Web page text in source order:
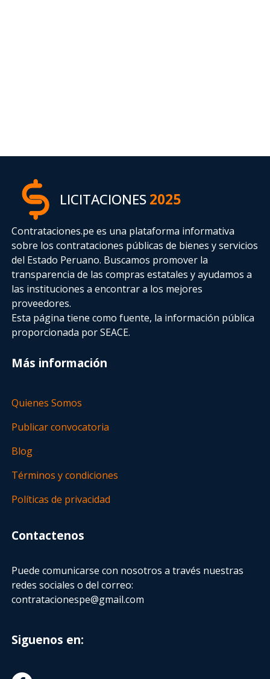
LICITACIONES2025
Contrataciones.pe es una plataforma informativa
sobre los contrataciones públicas de bienes y servicios
del Estado Peruano. Buscamos promover la
transparencia de las compras estatalesy ayudamos a
las instituciones a encontrar a los mejores
proveedores.
Esta página tiene como fuente, la información pública
proporcionada por SEACE.
Más información
Quienes Somos
Publicar convocatoria
Blog
Términos y condiciones
Políticas de privacidad
Contactenos
Puede comunicarse con nosotros a través nuestras
redes sociales o del correo:
contratacionespe@gmail.com
Siguenos en: